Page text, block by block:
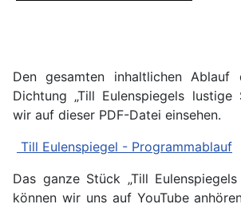
Den gesamten inhaltlichen Ablauf
Dichtung „Till Eulenspiegels lustige
wir auf dieser PDF-Datei einsehen.
Till Eulenspiegel - Programmablauf
Das ganze Stück „Till
können wir uns auf YouTube